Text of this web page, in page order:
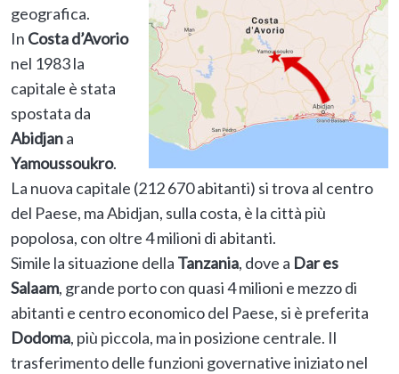
geografica.
In Costa d’Avorio
nel 1983 la
capitale è stata
spostata da
Abidjana
Yamoussoukro.
La nuova capitale (212 670 abitanti) si trova al centro
del Paese, ma Abidjan, sulla costa, è la città più
popolosa, con oltre 4 milioni di abitanti.
Simile la situazione della Tanzania, dove a Dar es
Salaam, grande porto con quasi 4 milioni e mezzo di
abitanti e centro economico del Paese, si è preferita
Dodoma, più piccola, ma in posizione centrale. Il
trasferimento delle funzioni governative iniziato nel